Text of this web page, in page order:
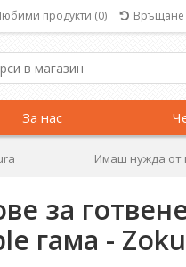
продукти (0) Връщане
За нас
Имаш нужда от
за
гама -